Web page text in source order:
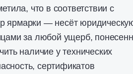
что в соответствии с
ярмарки — несёт
за любой ущерб,
наличие у технических
сертификатов